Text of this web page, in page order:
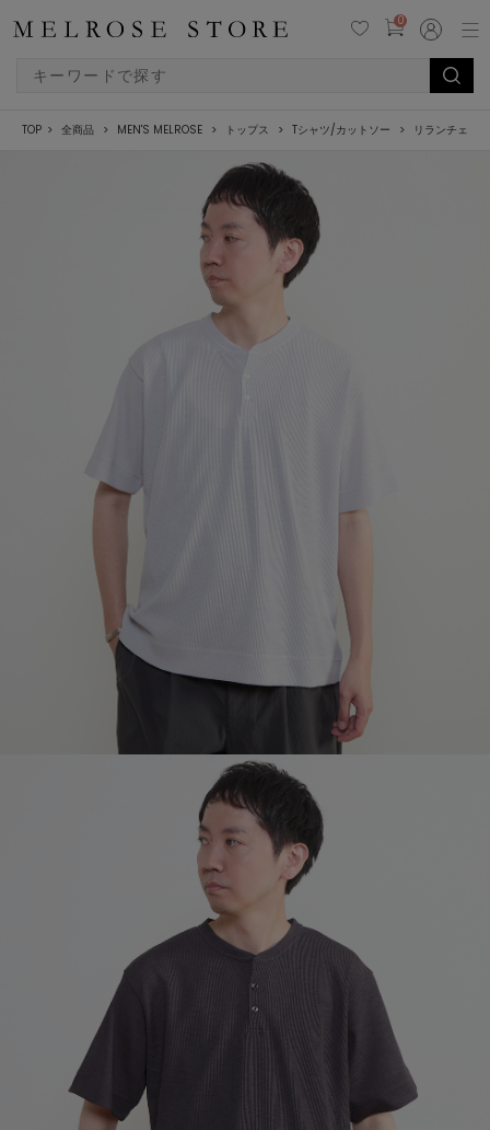
0
TOP 全商品 MEN'S MELROSE トップス Tシャツ/カットソー リランチェワ